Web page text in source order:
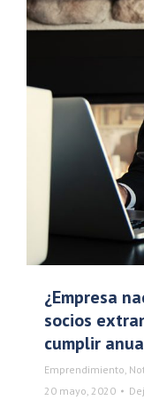
¿Empresa
socios
cumplir
Emprendimiento,
20 mayo, 2020